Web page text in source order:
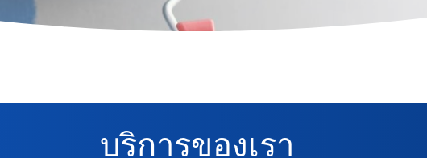
บริการของเรา